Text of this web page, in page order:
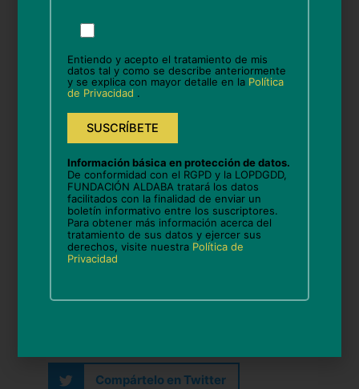
constitúen un dos pasos previos
á escritura que hoxe coñecemos.
Actividade realizada gracias o
Proxecto Seixo 3.0 III
subvencionado por IRPF; o cal
fai posible desenvolver
habilidades e novos
aprendizaxes no contexto dixital
e, o acceso á cultura.
Compártelo en Twitter
favor,
este
campo
vacío.
Entiendo y acepto el tratamiento de mis
datos tal y como se describe anteriormente
y se explica con mayor detalle en la Política
de Privacidad .
Información básica en protección de datos.
De conformidad con el RGPD y la LOPDGDD,
FUNDACIÓN ALDABA tratará los datos
facilitados con la finalidad de enviar un
boletín informativo entre los suscriptores.
Para obtener más información acerca del
tratamiento de sus datos y ejercer sus
derechos, visite nuestra Política de
Privacidad